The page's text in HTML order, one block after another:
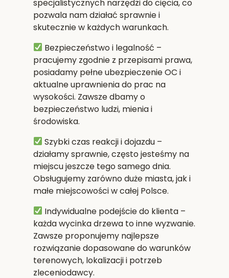
specjalistycznych narzędzi do cięcia, co
pozwala nam działać sprawnie i
skutecznie w każdych warunkach.
Bezpieczeństwo i legalność –
pracujemy zgodnie z przepisami prawa,
posiadamy pełne ubezpieczenie OC i
aktualne uprawnienia do prac na
wysokości. Zawsze dbamy o
bezpieczeństwo ludzi, mienia i
środowiska.
Szybki czas reakcji i dojazdu–
działamy sprawnie, często jesteśmy na
miejscu jeszcze tego samego dnia.
Obsługujemy zarówno duże miasta, jak i
małe miejscowości w całej Polsce.
Indywidualne podejście do klienta–
każda wycinka drzewa to inne wyzwanie.
Zawsze proponujemy najlepsze
rozwiązanie dopasowane do warunków
terenowych, lokalizacji i potrzeb
zleceniodawcy.